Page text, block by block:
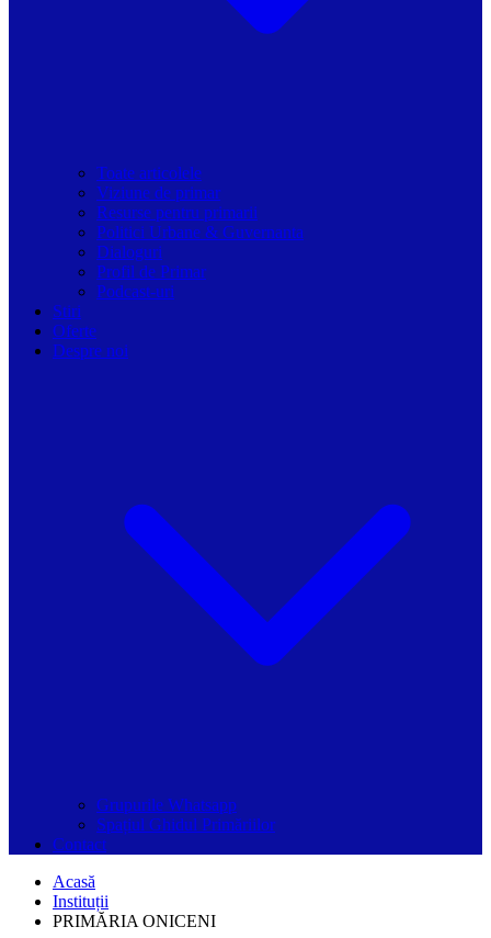
Toate articolele
Viziune de primar
Resurse pentru primarii
Politici Urbane & Guvernanta
Dialoguri
Profil de Primar
Podcast-uri
Stiri
Oferte
Despre noi
Grupurile Whatsapp
Spațiul Ghidul Primăriilor
Contact
Acasă
Instituții
PRIMĂRIA ONICENI